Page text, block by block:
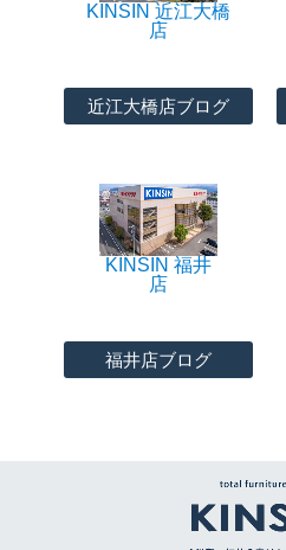
KINSIN 近江大橋
店
近江大橋店ブログ
KINSIN 福井
店
福井店ブログ